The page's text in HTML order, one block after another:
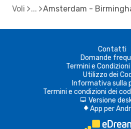
Voli Amsterdam -
Contatti
Domande
Termini e
Utilizzo dei
Informativa sulla
Termini e condizioni dei
d Versione
A App per